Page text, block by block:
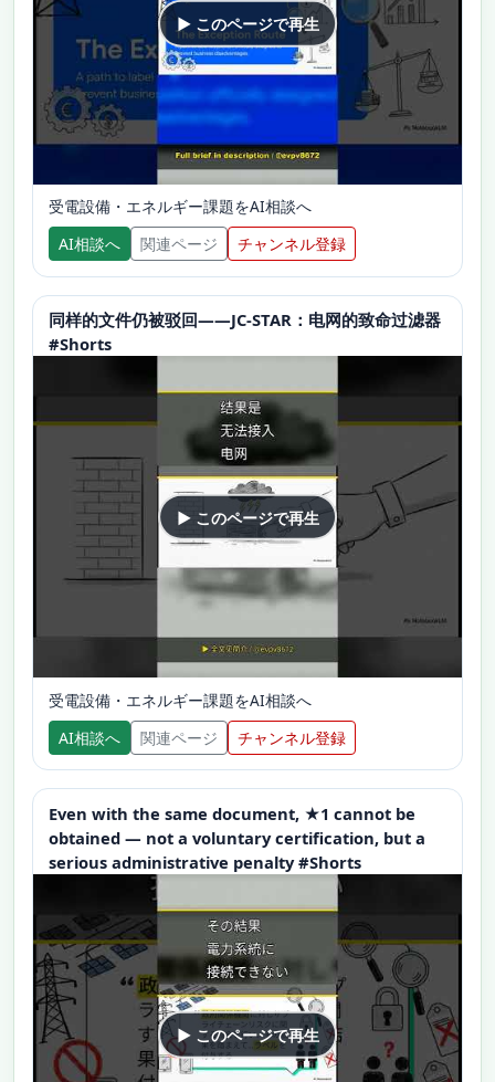
▶ このページで再生
受電設備・エネルギー課題をAI相談へ
AI相談へ
関連ページ チャンネル登録
同样的文件仍被驳回——JC-STAR：电网的致命过滤器
#Shorts
▶ このページで再生
受電設備・エネルギー課題をAI相談へ
AI相談へ
関連ページ チャンネル登録
Even with the same document, ★1 cannot be
obtained — not a voluntary certification, but a
serious administrative penalty #Shorts
▶ このページで再生